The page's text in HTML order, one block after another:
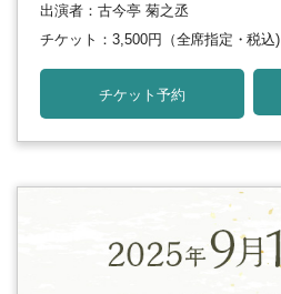
出演者：古今亭 菊之丞
チケット：3,500円
（全席指定・税込)
チケット予約